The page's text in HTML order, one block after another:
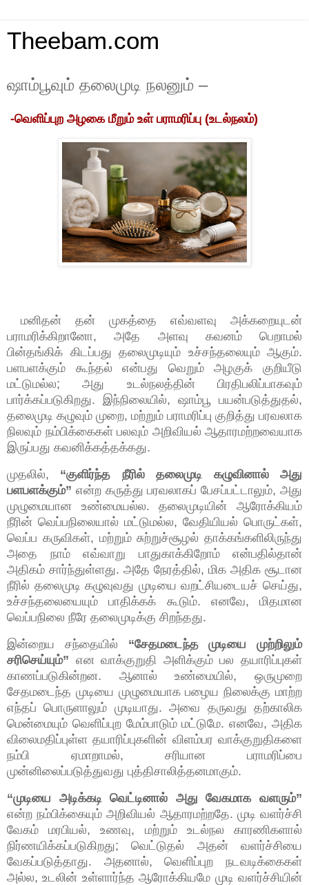
Theebam.com
ஷாம்பூவும் தலைமுடி நலனும் –
-வெளிப்புற அழகை மீறும் உள் பராமரிப்பு (உடல்நலம்)
மனிதன் தன் முகத்தை எவ்வளவு அக்கறையுடன்
பராமரிக்கிறானோ, அதே அளவு கவனம் பெறாமல்
பின்தங்கிக் கிடப்பது தலைமுடியும் உச்சந்தலையும் ஆகும்.
பளபளக்கும் கூந்தல் என்பது வெறும் அழகுக் குறியீடு
மட்டுமல்ல; அது உடல்நலத்தின் பிரதிபலிப்பாகவும்
பார்க்கப்படுகிறது. இந்நிலையில், ஷாம்பூ பயன்படுத்துதல்,
தலைமுடி கழுவும் முறை, மற்றும் பராமரிப்பு குறித்து பரவலாக
நிலவும் நம்பிக்கைகள் பலவும் அறிவியல் ஆதாரமற்றவையாக
இருப்பது கவனிக்கத்தக்கது.
முதலில், “குளிர்ந்த நீரில் தலைமுடி கழுவினால் அது
பளபளக்கும்” என்ற கருத்து பரவலாகப் பேசப்பட்டாலும், அது
முழுமையான உண்மையல்ல. தலைமுடியின் ஆரோக்கியம்
நீரின் வெப்பநிலையால் மட்டுமல்ல, வேதியியல் பொருட்கள்,
வெப்ப கருவிகள், மற்றும் சுற்றுச்சூழல் தாக்கங்களிலிருந்து
அதை நாம் எவ்வாறு பாதுகாக்கிறோம் என்பதில்தான்
அதிகம் சார்ந்துள்ளது. அதே நேரத்தில், மிக அதிக சூடான
நீரில் தலைமுடி கழுவுவது முடியை வறட்சியடையச் செய்து,
உச்சந்தலையையும் பாதிக்கக் கூடும். எனவே, மிதமான
வெப்பநிலை நீரே தலைமுடிக்கு சிறந்தது.
இன்றைய சந்தையில் “சேதமடைந்த முடியை முற்றிலும்
சரிசெய்யும்” என வாக்குறுதி அளிக்கும் பல தயாரிப்புகள்
காணப்படுகின்றன. ஆனால் உண்மையில், ஒருமுறை
சேதமடைந்த முடியை முழுமையாக பழைய நிலைக்கு மாற்ற
எந்தப் பொருளாலும் முடியாது. அவை தருவது தற்காலிக
மென்மையும் வெளிப்புற மேம்பாடும் மட்டுமே. எனவே, அதிக
விலைமதிப்புள்ள தயாரிப்புகளின் விளம்பர வாக்குறுதிகளை
நம்பி ஏமாறாமல், சரியான பராமரிப்பை
முன்னிலைப்படுத்துவது புத்திசாலித்தனமாகும்.
“முடியை அடிக்கடி வெட்டினால் அது வேகமாக வளரும்”
என்ற நம்பிக்கையும் அறிவியல் ஆதாரமற்றதே. முடி வளர்ச்சி
வேகம் மரபியல், உணவு, மற்றும் உடல்நல காரணிகளால்
நிர்ணயிக்கப்படுகிறது; வெட்டுதல் அதன் வளர்ச்சியை
வேகப்படுத்தாது. அதனால், வெளிப்புற நடவடிக்கைகள்
அல்ல, உடலின் உள்ளார்ந்த ஆரோக்கியமே முடி வளர்ச்சியின்